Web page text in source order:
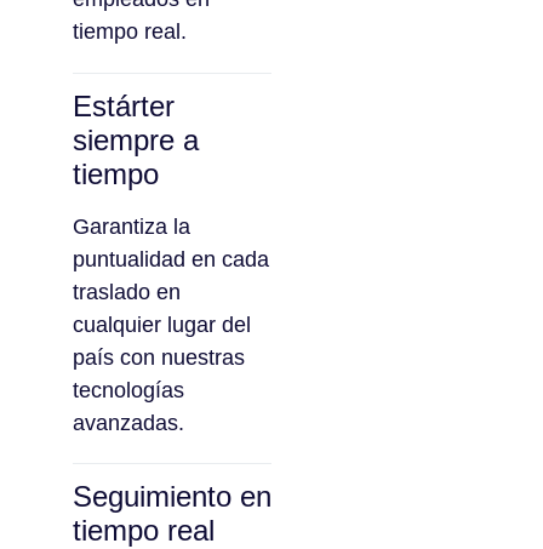
tiempo real.
Estárter
siempre a
tiempo
Garantiza la
puntualidad en cada
traslado en
cualquier lugar del
país con nuestras
tecnologías
avanzadas.
Seguimiento en
tiempo real